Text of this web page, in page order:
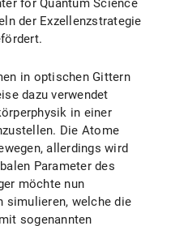
for Quantum Science
der Exzellenzstrategie
in optischen Gittern
dazu verwendet
in einer
Die Atome
allerdings wird
Parameter des
möchte nun
simulieren, welche die
sogenannten